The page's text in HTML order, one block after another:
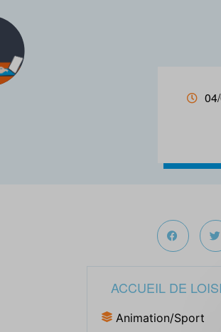
ACCUEIL DE
Animation/Sport